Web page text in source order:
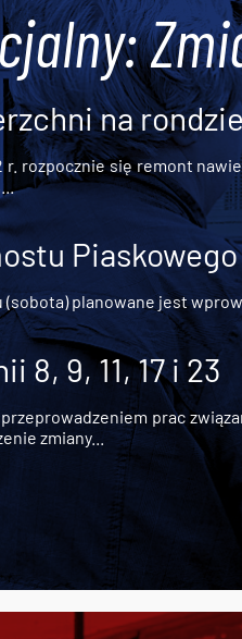
na
rozpocznie się remont
(sobota) planowane jest
8, 9, 11, 17 i 23
prac
zmiany...